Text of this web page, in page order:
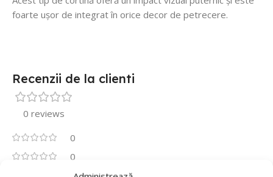
foarte ușor de integrat în orice decor de petrecere.
Recenzii de la clienti
0 reviews
0
0